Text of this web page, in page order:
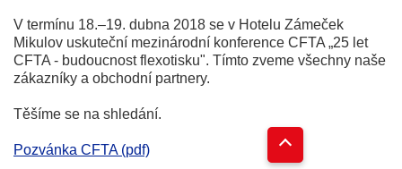
V termínu 18.–19. dubna 2018 se v Hotelu Zámeček
Mikulov uskuteční mezinárodní konference CFTA „25 let
CFTA - budoucnost flexotisku". Tímto zveme všechny naše
zákazníky a obchodní partnery.
Těšíme se na shledání.
Pozvánka CFTA (pdf)